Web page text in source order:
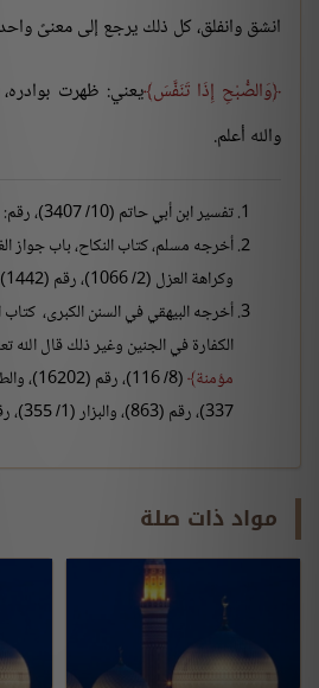
انشق وانفلق، كل ذلك يرجع إلى معنىً
وَالصُّبْحِ إِذَا تَنَفَّسَ يعني: ظهرت بوادره،
والله أعلم.
تفسير ابن أبي حاتم (10/ 3407)، رقم: (19167).
أخرجه مسلم، كتاب النكاح، باب جواز
وكراهة العزل (2/ 1066)، رقم (1442).
أخرجه البيهقي في السنن الكبرى،
الكفارة في الجنين وغير ذلك قال الله
مؤمنة
337)، رقم (863)، والبزار (1/ 355)، رقم (238).
مواد ذات صلة